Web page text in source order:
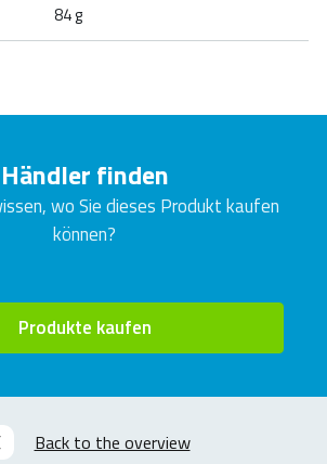
84 g
Händler finden
wo Sie dieses Produkt kaufen
können?
Produkte kaufen
Back to the overview